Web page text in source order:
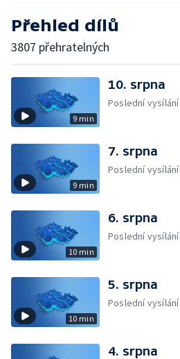
Přehled dílů
3807 přehratelných
9 min
10. srpna
Poslední vysílání
9 min
7. srpna
Poslední vysílání
10 min
6. srpna
Poslední vysílání
10 min
5. srpna
Poslední vysílání
4. srpna